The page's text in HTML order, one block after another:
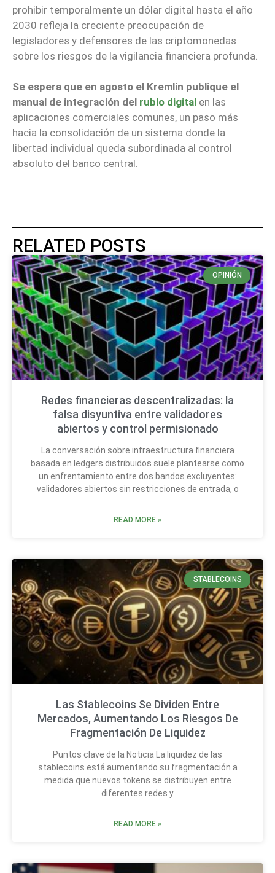
prohibir temporalmente un dólar digital hasta el año
2030 refleja la creciente preocupación de
legisladores y defensores de las criptomonedas
sobre los riesgos de la vigilancia financiera profunda.
Se espera que en agosto el Kremlin publique el
manual de integración del rublo digital en las
aplicaciones comerciales comunes, un paso más
hacia la consolidación de un sistema donde la
libertad individual queda subordinada al control
absoluto del banco central.
RELATED POSTS
OPINIÓN
Redes financieras descentralizadas: la
falsa disyuntiva entre validadores
abiertos y control permisionado
La conversación sobre infraestructura financiera
basada en ledgers distribuidos suele plantearse como
un enfrentamiento entre dos bandos excluyentes:
validadores abiertos sin restricciones de entrada, o
READ MORE »
STABLECOINS
Las Stablecoins Se Dividen Entre
Mercados, Aumentando Los Riesgos De
Fragmentación De Liquidez
Puntos clave de la Noticia La liquidez de las
stablecoins está aumentando su fragmentación a
medida que nuevos tokens se distribuyen entre
diferentes redes y
READ MORE »